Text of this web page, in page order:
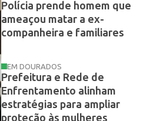
Polícia prende homem que
ameaçou matar a ex-
companheira e familiares
EM DOURADOS
Prefeitura e Rede de
Enfrentamento alinham
estratégias para ampliar
proteção às mulheres